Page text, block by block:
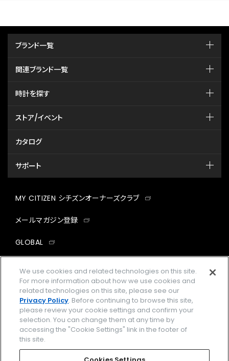
ブランド一覧
関連ブランド一覧
時計を探す
ストア/イベント
カタログ
サポート
MY CITIZEN シチズンオーナーズクラブ
メールマガジン登録
GLOBAL
facebookinstagramtwitter
企業情報 ご利用規約
プライバシーポリシー Cookies Settings
We use cookies and related technologies on this site.
For more information about how we use cookies and
related technologies on this site, please see our
Privacy Policy. Before continuing to browse this site,
please review your cookie settings and confirm your
selection. You can change them at any time by
accessing the "Cookie Settings" link in the footer of
this site.